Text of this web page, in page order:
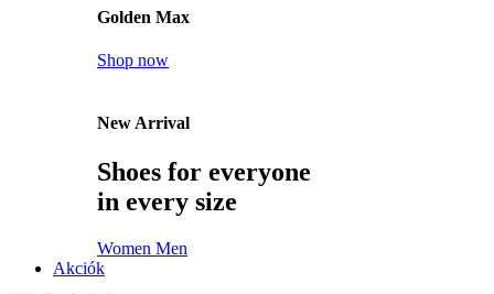
Golden Max
Shop now
New Arrival
Shoes for everyone
in every size
Women Men
Akciók